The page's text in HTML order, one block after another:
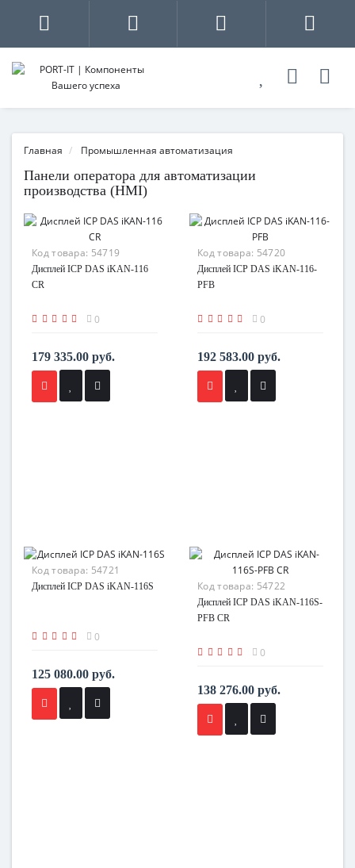
Главная Промышленная автоматизация
Панели оператора для автоматизации
производства (HMI)
Код товара: 54719
Дисплей ICP DAS iKAN-116
CR
0
179 335.00 руб.
Код товара: 54720
Дисплей ICP DAS iKAN-116-
PFB
0
192 583.00 руб.
Код товара: 54721
Дисплей ICP DAS iKAN-116S
0
125 080.00 руб.
Код товара: 54722
Дисплей ICP DAS iKAN-116S-
PFB CR
0
138 276.00 руб.